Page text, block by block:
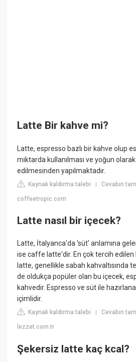
Latte Bir kahve mi?
Latte, espresso bazlı bir kahve olup
miktarda kullanılması ve yoğun
edilmesinden yapılmaktadır.
Kaynak kaldırma talebi |Cevabın
coffeetropic.com
Latte nasıl bir içecek?
Latte, İtalyanca'da 'süt' anlamına
ise caffe latte'dir. En çok tercih
latte, genellikle sabah kahvaltısında
de oldukça popüler olan bu içecek,
kahvedir. Espresso ve süt ile
içimlidir.
Kaynak kaldırma talebi |Cevabın
lezzet.com.tr
Şekersiz latte kaç kcal?